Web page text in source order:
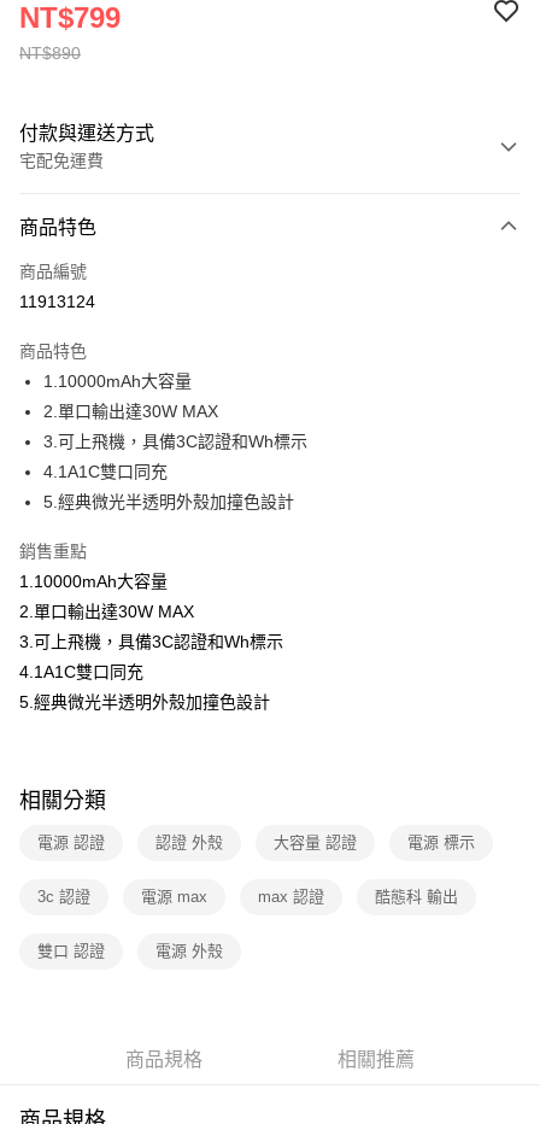
NT$890
NT$799
付款與運送方式
宅配免運費
全家線上支付
運送方式
本島宅配-活動商品
免運費
離島宅配-常溫商品
免運費
商品特色
商品編號
11913124
商品特色
1.10000mAh大容量
2.單口輸出達30W MAX
3.可上飛機，具備3C認證和Wh標示
4.1A1C雙口同充
5.經典微光半透明外殼加撞色設計
銷售重點
1.10000mAh大容量
2.單口輸出達30W MAX
3.可上飛機，具備3C認證和Wh標示
4.1A1C雙口同充
5.經典微光半透明外殼加撞色設計
相關分類
電源 認證 認證 外殼 大容量 認證 電源 標示
3c 認證 電源 max max 認證 酷態科 輸出
雙口 認證 電源 外殼
商品規格 相關推薦